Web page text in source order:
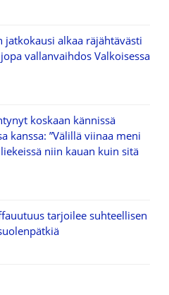
alkaa räjähtävästi
vallanvaihdos Valkoisessa
koskaan kännissä
kanssa: ”Välillä viinaa meni
niin kauan kuin sitä
tarjoilee suhteellisen